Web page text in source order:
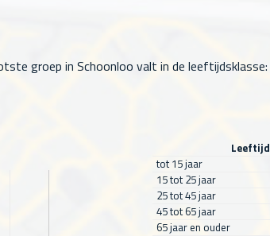
groep in Schoonloo valt in de
Leeftijd
tot 15 jaar
15 tot 25 jaar
25 tot 45 jaar
45 tot 65 jaar
65 jaar en ouder